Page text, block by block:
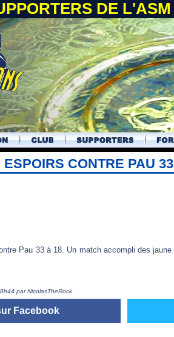
DE
CONTRE PAU
Pau 33 à 18. Un match accompli des
par NicolasTheRock
Facebook